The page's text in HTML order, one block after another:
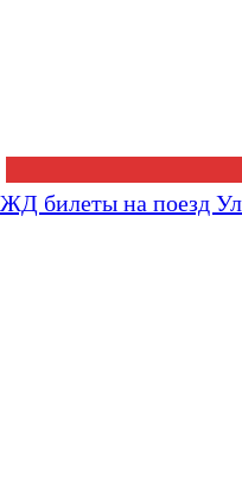
ЖД билеты на поезд